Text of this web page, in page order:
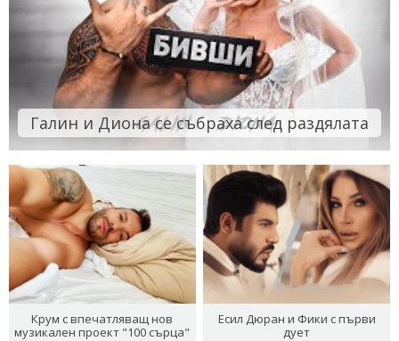
Галин и Диона се събраха след раздялата
Крум с впечатляващ нов
музикален проект "100 сърца"
Есил Дюран и Фики с първи
дует